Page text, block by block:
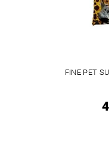
FINE PET